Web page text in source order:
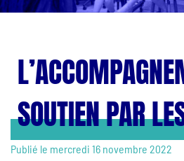
SOUTIEN PAR
Publié le mercredi 16 novembre 2022